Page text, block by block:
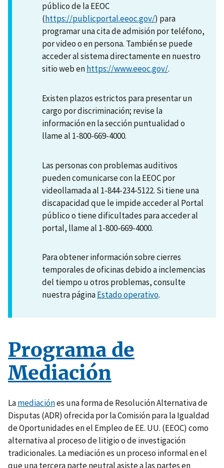
público de la EEOC
(https://publicportal.eeoc.gov/) para
programar una cita de admisión por teléfono,
por video o en persona. También se puede
acceder al sistema directamente en nuestro
sitio web enhttps://www.eeoc.gov/.
Existen plazos estrictos para presentar un
cargo por discriminación; revise la
información en la sección puntualidad o
llame al 1-800-669-4000.
Las personas con problemas auditivos
pueden comunicarse con la EEOC por
videollamada al 1-844-234-5122. Si tiene una
discapacidad que le impide acceder al Portal
público o tiene dificultades para acceder al
portal, llame al 1-800-669-4000.
Para obtener información sobre cierres
temporales de oficinas debido a inclemencias
del tiempo u otros problemas, consulte
nuestra páginaEstado operativo.
Programa de
Mediación
Lamediaciónes una forma de Resolución Alternativa de
Disputas (ADR) ofrecida por la Comisión para la Igualdad
de Oportunidades en el Empleo de EE. UU. (EEOC) como
alternativa al proceso de litigio o de investigación
tradicionales. La mediación es un proceso informal en el
que una tercera parte neutral asiste a las partes en